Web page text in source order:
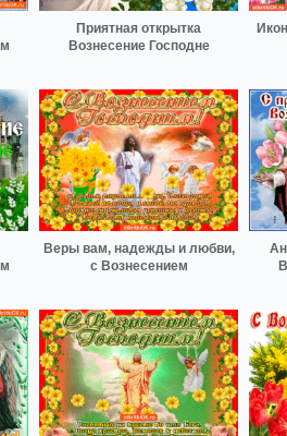
Приятная открытка
Вознесение Господне
Веры вам, надежды и любви,
с Вознесением